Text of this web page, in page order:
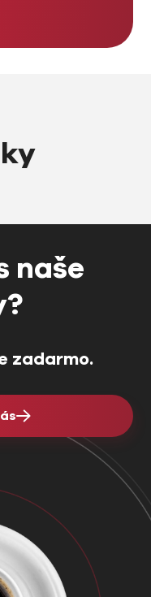
naše
zadarmo.